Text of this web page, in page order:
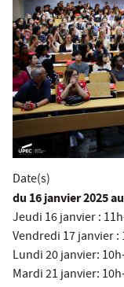
Date(s)
du 16 janvier 2025
Jeudi 16 janvier :
Vendredi 17 janvier :
Lundi 20 janvier:
Mardi 21 janvier: